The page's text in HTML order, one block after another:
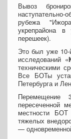
Вывоз
рубежа
укрепрайона
перешеек).
Это был уже
исследований «
техническими
Все БОТы
Петербурга и
Перемещение
пересеченной
местности БОТ
тяжелых
—